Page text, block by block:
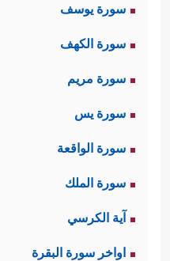
سورة يوسف
سورة الكهف
سورة مريم
سورة يس
سورة الواقعة
سورة الملك
آية الكرسي
اواخر سورة البقرة